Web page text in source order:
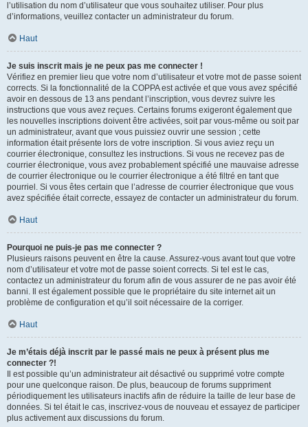
l’utilisation du nom d’utilisateur que vous souhaitez utiliser. Pour plus
d’informations, veuillez contacter un administrateur du forum.
Haut
Je suis inscrit mais je ne peux pas me connecter !
Vérifiez en premier lieu que votre nom d’utilisateur et votre mot de passe soient
corrects. Si la fonctionnalité de la COPPA est activée et que vous avez spécifié
avoir en dessous de 13 ans pendant l’inscription, vous devrez suivre les
instructions que vous avez reçues. Certains forums exigeront également que
les nouvelles inscriptions doivent être activées, soit par vous-même ou soit par
un administrateur, avant que vous puissiez ouvrir une session ; cette
information était présente lors de votre inscription. Si vous aviez reçu un
courrier électronique, consultez les instructions. Si vous ne recevez pas de
courrier électronique, vous avez probablement spécifié une mauvaise adresse
de courrier électronique ou le courrier électronique a été filtré en tant que
pourriel. Si vous êtes certain que l’adresse de courrier électronique que vous
avez spécifiée était correcte, essayez de contacter un administrateur du forum.
Haut
Pourquoi ne puis-je pas me connecter ?
Plusieurs raisons peuvent en être la cause. Assurez-vous avant tout que votre
nom d’utilisateur et votre mot de passe soient corrects. Si tel est le cas,
contactez un administrateur du forum afin de vous assurer de ne pas avoir été
banni. Il est également possible que le propriétaire du site internet ait un
problème de configuration et qu’il soit nécessaire de la corriger.
Haut
Je m’étais déjà inscrit par le passé mais ne peux à présent plus me
connecter ?!
Il est possible qu’un administrateur ait désactivé ou supprimé votre compte
pour une quelconque raison. De plus, beaucoup de forums suppriment
périodiquement les utilisateurs inactifs afin de réduire la taille de leur base de
données. Si tel était le cas, inscrivez-vous de nouveau et essayez de participer
plus activement aux discussions du forum.